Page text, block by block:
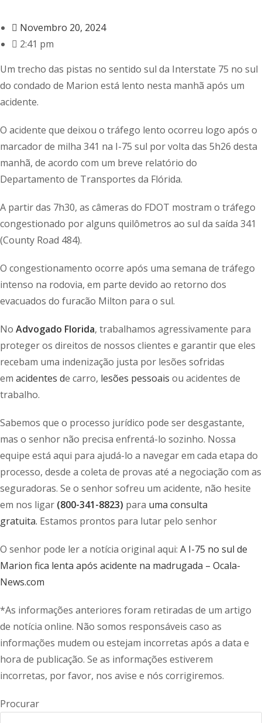
Novembro 20, 2024
2:41 pm
Um trecho das pistas no sentido sul da Interstate 75 no sul
do condado de Marion está lento nesta manhã após um
acidente.
O acidente que deixou o tráfego lento ocorreu logo após o
marcador de milha 341 na I-75 sul por volta das 5h26 desta
manhã, de acordo com um breve relatório do
Departamento de Transportes da Flórida.
A partir das 7h30, as câmeras do FDOT mostram o tráfego
congestionado por alguns quilômetros ao sul da saída 341
(County Road 484).
O congestionamento ocorre após uma semana de tráfego
intenso na rodovia, em parte devido ao retorno dos
evacuados do furacão Milton para o sul.
No Advogado Florida, trabalhamos agressivamente para
proteger os direitos de nossos clientes e garantir que eles
recebam uma indenização justa por lesões sofridas
em acidentes de carro, lesões pessoais ou acidentes de
trabalho.
Sabemos que o processo jurídico pode ser desgastante,
mas o senhor não precisa enfrentá-lo sozinho. Nossa
equipe está aqui para ajudá-lo a navegar em cada etapa do
processo, desde a coleta de provas até a negociação com as
seguradoras. Se o senhor sofreu um acidente, não hesite
em nos ligar (800-341-8823) para uma consulta
gratuita. Estamos prontos para lutar pelo senhor
O senhor pode ler a notícia original aqui: A I-75 no sul de
Marion fica lenta após acidente na madrugada – Ocala-
News.com
*As informações anteriores foram retiradas de um artigo
de notícia online. Não somos responsáveis caso as
informações mudem ou estejam incorretas após a data e
hora de publicação. Se as informações estiverem
incorretas, por favor, nos avise e nós corrigiremos.
Procurar